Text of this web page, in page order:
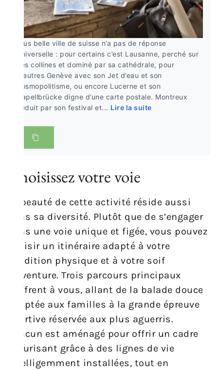
plus belle ville de suisse n’a pas de réponse
universelle : pour certains c’est Lausanne, perché sur
ses collines et dominé par sa cathédrale, pour
d’autres Genève avec son Jet d’eau et son
cosmopolitisme, ou encore Lucerne et son
Kapellbrücke digne d’une carte postale. Montreux
séduit par son festival et... Lire la suite
Choisissez votre voie
La beauté de cette activité réside aussi
dans sa diversité. Plutôt que de s’engager
dans une voie unique et figée, vous pouvez
choisir un itinéraire adapté à votre
condition physique et à votre soif
d’aventure. Trois parcours principaux
s’offrent à vous, allant de la balade douce
adaptée aux familles à la grande épreuve
sportive réservée aux plus aguerris.
Chacun est aménagé pour offrir un cadre
sécurisant grâce à des lignes de vie
intelligemment installées, tout en